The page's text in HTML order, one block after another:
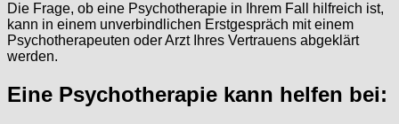
Die Frage, ob eine Psychotherapie in Ihrem Fall hilfreich ist,
kann in einem unverbindlichen Erstgespräch mit einem
Psychotherapeuten oder Arzt Ihres Vertrauens abgeklärt
werden.
Eine Psychotherapie kann helfen bei: